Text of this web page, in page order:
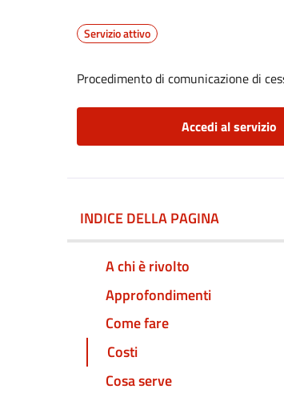
Servizio attivo
Procedimento di comunicazione di
Accedi al servizio
INDICE DELLA PAGINA
A chi è rivolto
Approfondimenti
Come fare
Costi
Cosa serve